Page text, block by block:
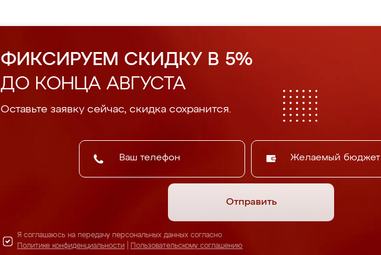
ФИКСИРУЕМ СКИДКУ В 5%
ДО КОНЦА АВГУСТА
Оставьте заявку сейчас, скидка сохранится.
Желаемый бюджет
Отправить
Я соглашаюсь на передачу персональных данных согласно
Политике конфиденциальности
Пользовательскому соглашению